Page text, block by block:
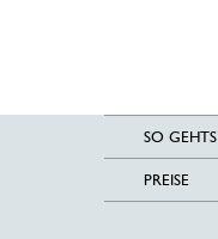
SO GEHTS
PREISE